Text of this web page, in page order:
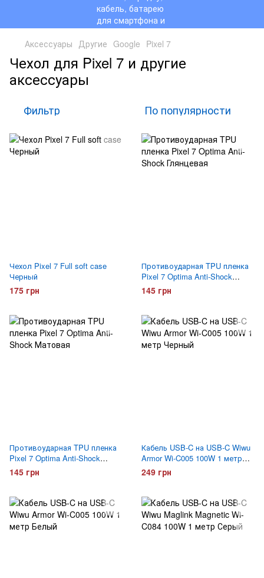
Аксессуары Другие Google Pixel 7
Чехол для Pixel 7 и другие
аксессуары
Фильтр По популярности
Чехол Pixel 7 Full soft case
Черный
175 грн
Противоударная TPU пленка
Pixel 7 Optima Anti-Shock
Глянцевая
145 грн
Противоударная TPU пленка
Pixel 7 Optima Anti-Shock
Матовая
145 грн
Кабель USB-C на USB-C Wiwu
Armor Wi-C005 100W 1 метр
Черный
249 грн